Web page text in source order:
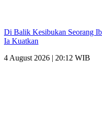
Di Balik Kesibukan Seorang
Ia Kuatkan
4 August 2026 | 20:12 WIB